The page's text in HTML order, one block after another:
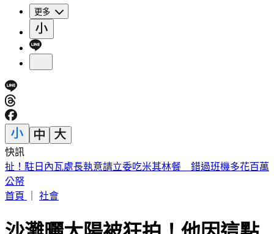
更多
快訊
iPhone 17也要漲了？傳最快「下週價格異動」 知情人曝內幕
首頁
沙灘曬太陽被狂拍！他因這點